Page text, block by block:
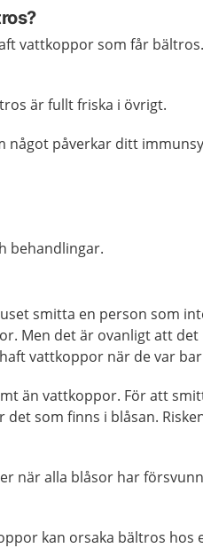
vattkoppor som får
är fullt friska i övrigt.
något påverkar ditt
behandlingar.
smitta en person som
Men det är ovanligt att
vattkoppor när de var
än vattkoppor. För att
det som finns i blåsan.
när alla blåsor har
kan orsaka bältros hos